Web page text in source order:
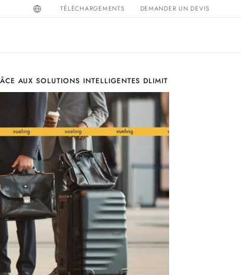
TÉLÉCHARGEMENTS DEMANDER UN DEVIS
AUX SOLUTIONS INTELLIGENTES DLIMIT